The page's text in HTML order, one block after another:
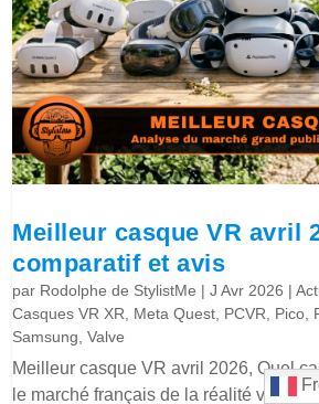
Meilleur casque VR avril
comparatif et avis
par Rodolphe de StylistMe |J Avr 2026 |
Casques VR XR
Meta Quest PCVR Pico
Samsung ,Valve
Meilleur casque VR avril 2026, Quel
le marché français de la réalité